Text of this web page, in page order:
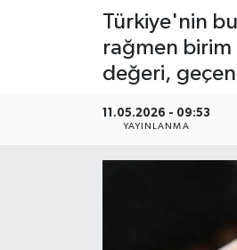
Türkiye'nin bu
rağmen birim
değeri,
11.05.2026 - 09:53
YAYINLANMA
Teknoloji
Tüm Manşetler